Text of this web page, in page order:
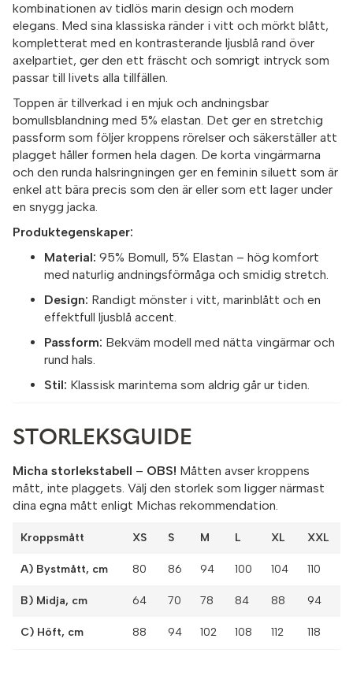
kombinationen av tidlös marin design och modern
elegans. Med sina klassiska ränder i vitt och mörkt blått,
kompletterat med en kontrasterande ljusblå rand över
axelpartiet, ger den ett fräscht och somrigt intryck som
passar till livets alla tillfällen.
Toppen är tillverkad i en mjuk och andningsbar
bomullsblandning med 5% elastan. Det ger en stretchig
passform som följer kroppens rörelser och säkerställer att
plagget håller formen hela dagen. De korta vingärmarna
och den runda halsringningen ger en feminin siluett som är
enkel att bära precis som den är eller som ett lager under
en snygg jacka.
Produktegenskaper:
Material: 95% Bomull, 5% Elastan – hög komfort
med naturlig andningsförmåga och smidig stretch.
Design: Randigt mönster i vitt, marinblått och en
effektfull ljusblå accent.
Passform: Bekväm modell med nätta vingärmar och
rund hals.
Stil: Klassisk marintema som aldrig går ur tiden.
STORLEKSGUIDE
Micha storlekstabell – OBS! Måtten avser kroppens
mått, inte plaggets. Välj den storlek som ligger närmast
dina egna mått enligt Michas rekommendation.
Kroppsmått XS S M L XL XXL
A) Bystmått, cm 80 86 94 100 104 110
B) Midja, cm 64 70 78 84 88 94
C) Höft, cm 88 94 102 108 112 118